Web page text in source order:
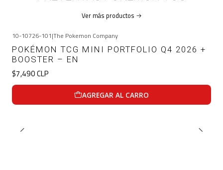
Ver más productos
10-10726-101|The Pokemon Company
POKÉMON TCG MINI PORTFOLIO Q4 2026 +
BOOSTER – EN
$7,490 CLP
AGREGAR AL CARRO